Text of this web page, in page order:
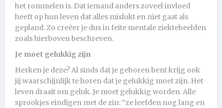
het rommelen is. Dat iemand anders zoveel invloed
heeft op hun leven dat alles mislukt en niet gaat als
gepland. Zo creëer je dus in feite mentale ziektebeelden
zoals hierboven beschreven.
Je moet gelukkig zijn
Herken je deze? Al sinds dat je geboren bent krijg ook
jij waarschijnlijk te horen dat je gelukkig moet zijn. Het
leven draait om geluk. Je moet gelukkig worden. Alle
sprookjes eindigen met de zin: “ze leefden nog lang en